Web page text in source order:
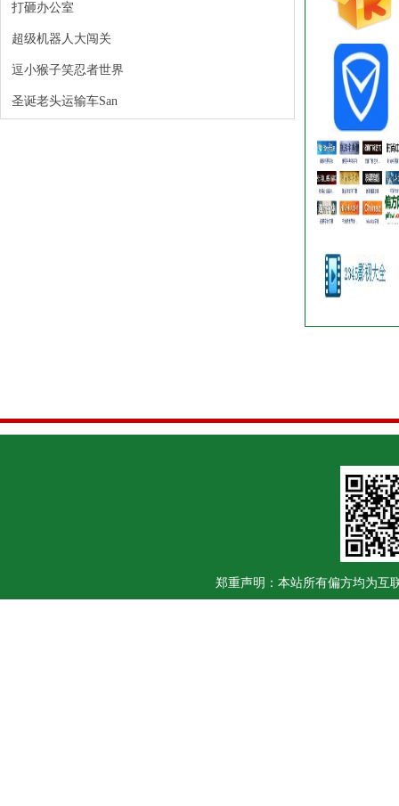
打砸办公室
超级机器人大闯关
逗小猴子笑忍者世界
圣诞老头运输车San
郑重声明：本站所有偏方均为互